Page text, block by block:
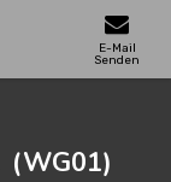
E-Mail
Senden
(WG01)